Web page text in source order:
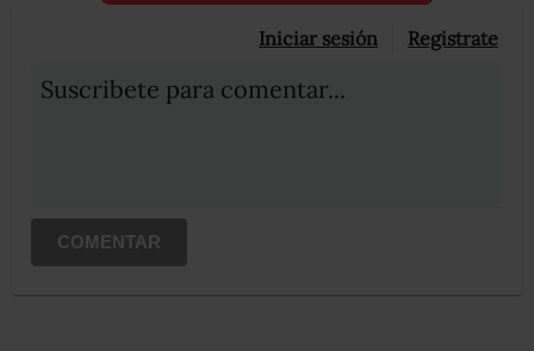
Iniciar sesión Registrate
Suscribete para comentar...
COMENTAR